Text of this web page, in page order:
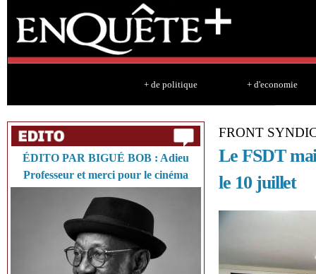
+ de politique + d'economie
ÉDITO PAR BIGUÉ BOB : Adieu
Professeur et merci pour le cinéma
FRONT
Le FSDT
le 10 juillet